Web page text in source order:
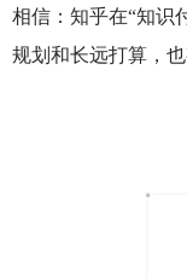
相信：知乎在“知识
规划和长远打算，